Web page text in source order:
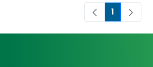
Oldal
1